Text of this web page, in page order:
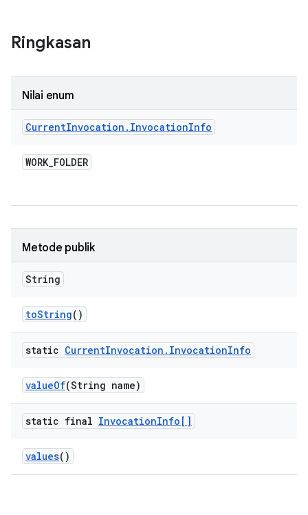
Ringkasan
Nilai enum
CurrentInvocation . InvocationInfo
WORK_FOLDER
Metode publik
String
toString()
static CurrentInvocation . InvocationInfo
valueOf(String name)
static final InvocationInfo[]
values()